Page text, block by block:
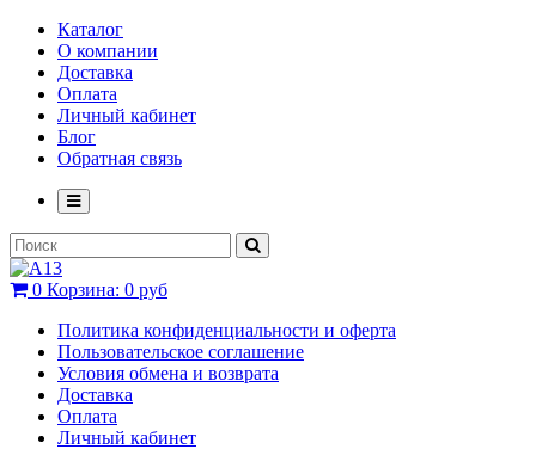
Каталог
О компании
Доставка
Оплата
Личный кабинет
Блог
Обратная связь
0 Корзина: 0 руб
Политика конфиденциальности и оферта
Пользовательское соглашение
Условия обмена и возврата
Доставка
Оплата
Личный кабинет